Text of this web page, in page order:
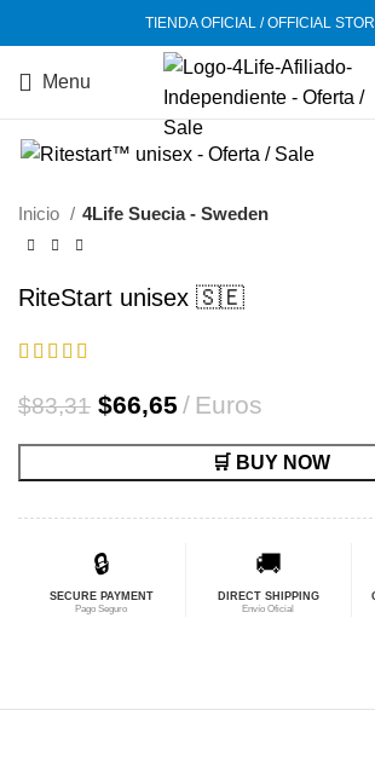
TIENDA OFICIAL / OFFICIAL
Menu
Inicio 4Life Suecia - Sweden
RiteStart unisex 🇸🇪
$83,31 El
era:
$83,31.
$66,65 El
actual
es:
$66,65.
Euros
🛒 BUY NOW
🔒
SECURE PAYMENT
Pago Seguro
🚚
DIRECT SHIPPING
Envío Oficial